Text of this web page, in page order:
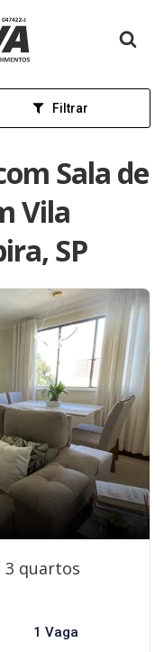
Filtrar
Sala de
Vila
SP
3 quartos
1 Vaga